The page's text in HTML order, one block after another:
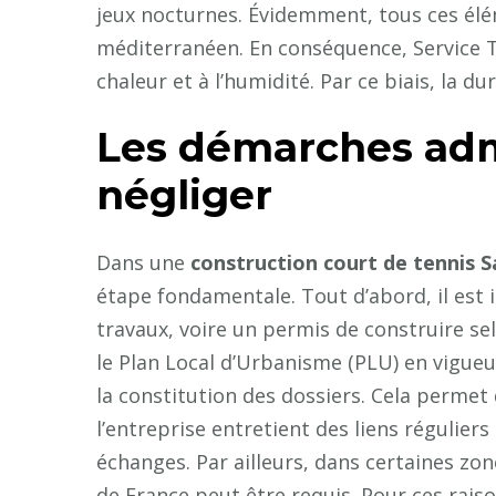
jeux nocturnes. Évidemment, tous ces
méditerranéen. En conséquence,
chaleur et à l’humidité. Par ce biais, la
Les démarches
négliger
Dans une construction court de tennis
étape fondamentale. Tout d’abord, il
travaux, voire un permis de construire
le Plan Local d’Urbanisme (PLU) en
la constitution des dossiers. Cela
l’entreprise entretient des liens
échanges. Par ailleurs, dans certaines